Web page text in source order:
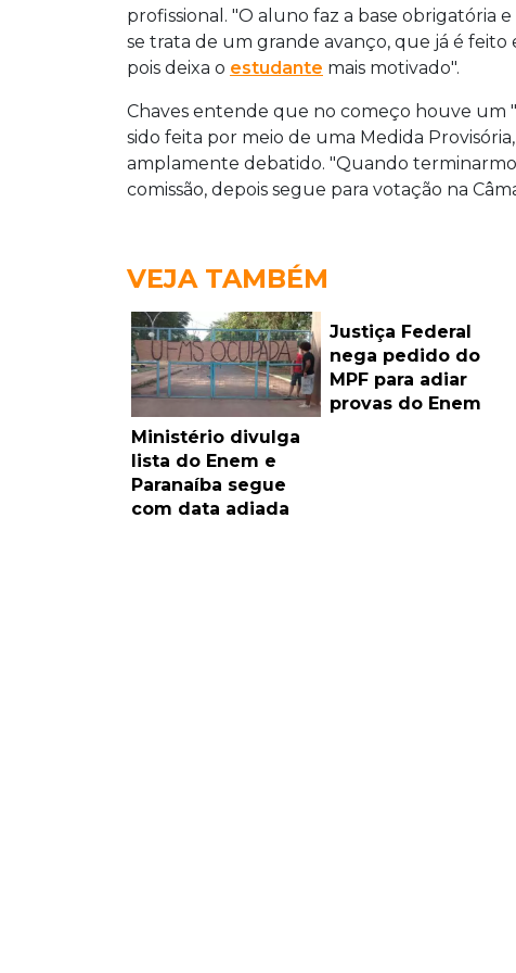
profissional. "O aluno faz a base obrigatória
se trata de um grande avanço, que já é feito
pois deixa o estudante mais motivado".
Chaves entende que no começo houve um
sido feita por meio de uma Medida
amplamente debatido. "Quando
comissão, depois segue para votação na
VEJA TAMBÉM
Ministério divulga
lista do Enem e
Paranaíba segue
com data adiada
Justiça Federal
nega pedido do
MPF para adiar
provas do Enem